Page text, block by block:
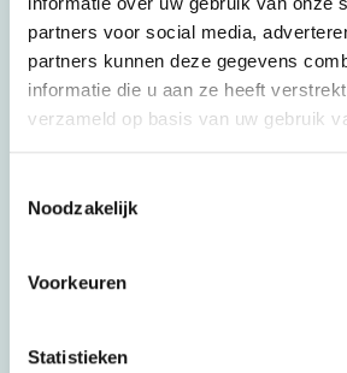
partners voor social media,
partners kunnen deze gegevens
informatie die u aan ze heeft
verzameld op basis van uw gebruik
Noodzakelijk
Voorkeuren
Statistieken
Top Movers verlaagt actief haar
zich in voor sector brede
klimaatinitiatieven.
SDG 14 – Leven in het water
Door minder plastic te
milieuvriendelijke
schoner water.